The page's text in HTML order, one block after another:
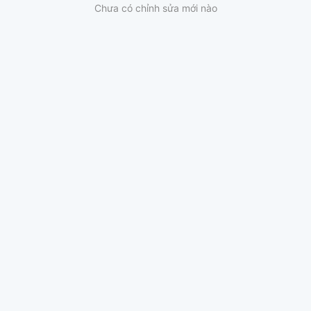
Chưa có chỉnh sửa mới nào